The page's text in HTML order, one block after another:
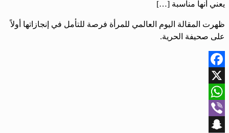
يعني أنها مناسبة […]
ظهرت المقالة اليوم العالمي للمرأة فرصة للتأمل في إنجازاتها أولاً
على صحيفة الحرية.
Facebook
X
WhatsApp
Viber